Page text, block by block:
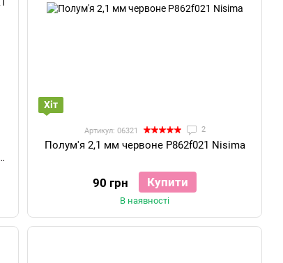
Хіт
Артикул: 06321 2
Полум'я 2,1 мм червоне P862f021 Nisima
90 грн Купити
В наявності